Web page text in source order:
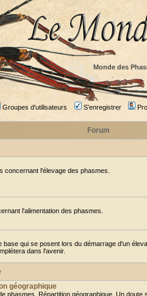
Monde des
Groupes d'utilisateurs S'enregistrer
Forum
concernant l'élevage des phasmes.
l'alimentation des phasmes.
base qui se posent lors du démarrage d'un
dans l'avenir.
géographique
phasmes, Répartition géographique. Un doute